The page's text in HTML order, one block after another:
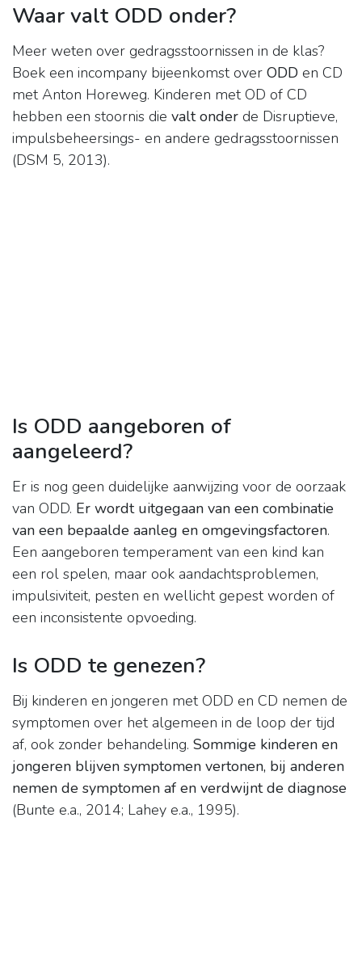
Waar valt ODD onder?
Meer weten over gedragsstoornissen in de klas?
Boek een incompany bijeenkomst over ODD en CD
met Anton Horeweg. Kinderen met OD of CD
hebben een stoornis die valt onder de Disruptieve,
impulsbeheersings- en andere gedragsstoornissen
(DSM 5, 2013).
Is ODD aangeboren of
aangeleerd?
Er is nog geen duidelijke aanwijzing voor de oorzaak
van ODD. Er wordt uitgegaan van een combinatie
van een bepaalde aanleg en omgevingsfactoren.
Een aangeboren temperament van een kind kan
een rol spelen, maar ook aandachtsproblemen,
impulsiviteit, pesten en wellicht gepest worden of
een inconsistente opvoeding.
Is ODD te genezen?
Bij kinderen en jongeren met ODD en CD nemen de
symptomen over het algemeen in de loop der tijd
af, ook zonder behandeling. Sommige kinderen en
jongeren blijven symptomen vertonen, bij anderen
nemen de symptomen af en verdwijnt de diagnose
(Bunte e.a., 2014; Lahey e.a., 1995).